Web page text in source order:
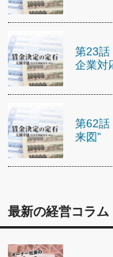
第23
企業対
第62話
来図”
最新の経営コラム